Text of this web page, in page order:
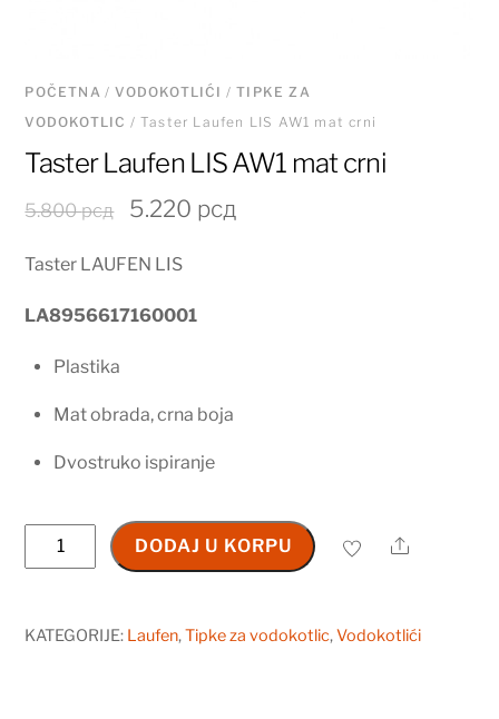
POČETNA/VODOKOTLIĆI /TIPKE ZA
VODOKOTLIC / Taster Laufen LIS AW1 mat crni
Taster Laufen LIS AW1 mat crni
5.800рсд
Originalna
je
5.800 рсд.
5.220 рсдTrenutna
Taster LAUFEN LIS
LA8956617160001
Plastika
Mat obrada, crna boja
Dvostruko ispiranje
Taster
Laufen
AW1
DODAJ U KORPU Share
KATEGORIJE: Laufen,Tipke za vodokotlic,Vodokotlići